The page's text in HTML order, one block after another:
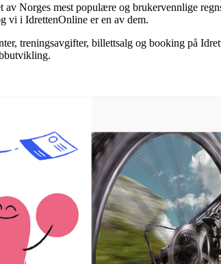
av Norges mest populære og brukervennlige
vi i IdrettenOnline er en av dem.
treningsavgifter, billettsalg og booking på